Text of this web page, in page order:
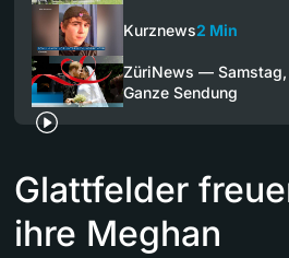
Kurznews2 Min
ZüriNews —
Ganze Sendung
Glattfelder
ihre Meghan